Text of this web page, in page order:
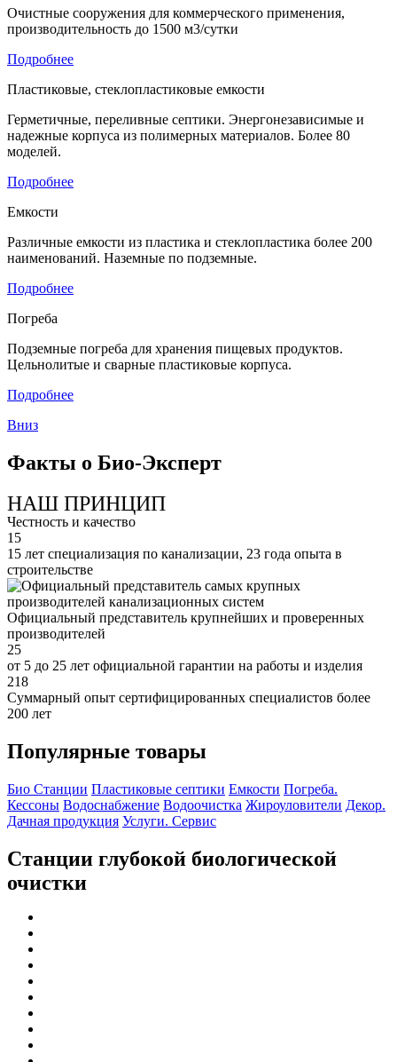
Очистные сооружения для коммерческого применения,
производительность до 1500 м3/сутки
Подробнее
Пластиковые, стеклопластиковые емкости
Герметичные, переливные септики. Энергонезависимые и
надежные корпуса из полимерных материалов. Более 80
моделей.
Подробнее
Емкости
Различные емкости из пластика и стеклопластика более 200
наименований. Наземные по подземные.
Подробнее
Погреба
Подземные погреба для хранения пищевых продуктов.
Цельнолитые и сварные пластиковые корпуса.
Подробнее
Вниз
Факты о Био-Эксперт
НАШ ПРИНЦИП
Честность и качество
15
15 лет специализация по канализации, 23 года опыта в
строительстве
Официальный представитель крупнейших и проверенных
производителей
25
от 5 до 25 лет официальной гарантии на работы и изделия
218
Суммарный опыт сертифицированных специалистов более
200 лет
Популярные товары
Био Станции Пластиковые септики Емкости Погреба.
Кессоны Водоснабжение Водоочистка Жироуловители Декор.
Дачная продукция Услуги. Сервис
Станции глубокой биологической
очистки